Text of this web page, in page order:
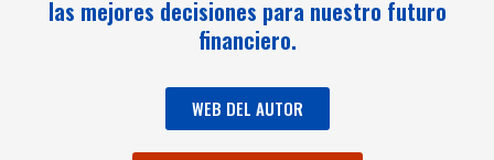
las mejores decisiones para nuestro futuro
financiero.
WEB DEL AUTOR